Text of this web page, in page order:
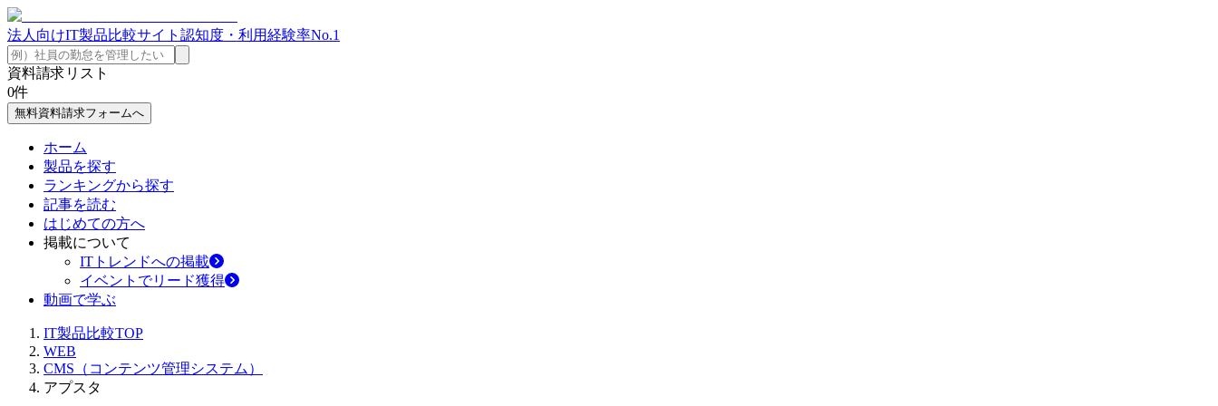
法人向けIT製品比較サイト 認知度・利用経験率No.1
資料請求リスト
0件
無料資料請求フォームへ
ホーム
製品を探す
ランキングから探す
記事を読む
はじめての方へ
掲載について
ITトレンドへの掲載
イベントでリード獲得
動画で学ぶ
IT製品比較TOP
WEB
CMS（コンテンツ管理システム）
アプスタ